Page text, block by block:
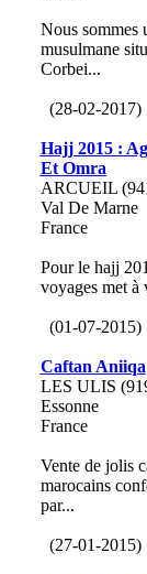
Nous sommes
musulmane
Corbei...
(28-02-2017)
Hajj 2015 :
Et Omra
ARCUEIL
Val De Marne
France
Pour le hajj
voyages met à
(01-07-2015)
Caftan Aniiqa
LES ULIS
Essonne
France
Vente de jolis
marocains
par...
(27-01-2015)